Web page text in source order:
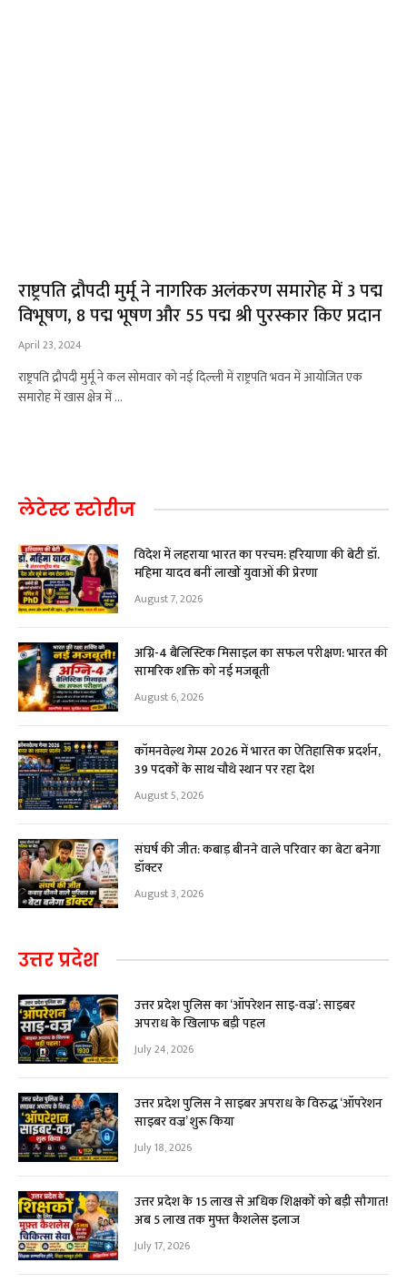
राष्ट्रपति द्रौपदी मुर्मू ने नागरिक अलंकरण समारोह में 3 पद्म
विभूषण, 8 पद्म भूषण और 55 पद्म श्री पुरस्कार किए प्रदान
April 23, 2024
राष्ट्रपति द्रौपदी मुर्मू ने कल सोमवार को नई दिल्ली में राष्ट्रपति भवन में आयोजित एक
समारोह में खास क्षेत्र में …
लेटेस्ट स्टोरीज
विदेश में लहराया भारत का परचम: हरियाणा की बेटी डॉ.
महिमा यादव बनीं लाखों युवाओं की प्रेरणा
August 7, 2026
अग्नि-4 बैलिस्टिक मिसाइल का सफल परीक्षण: भारत की
सामरिक शक्ति को नई मजबूती
August 6, 2026
कॉमनवेल्थ गेम्स 2026 में भारत का ऐतिहासिक प्रदर्शन,
39 पदकों के साथ चौथे स्थान पर रहा देश
August 5, 2026
संघर्ष की जीत: कबाड़ बीनने वाले परिवार का बेटा बनेगा
डॉक्टर
August 3, 2026
उत्तर प्रदेश
उत्तर प्रदेश पुलिस का ‘ऑपरेशन साइ-वज्र’: साइबर
अपराध के खिलाफ बड़ी पहल
July 24, 2026
उत्तर प्रदेश पुलिस ने साइबर अपराध के विरुद्ध ‘ऑपरेशन
साइबर वज्र’ शुरू किया
July 18, 2026
उत्तर प्रदेश के 15 लाख से अधिक शिक्षकों को बड़ी सौगात!
अब ₹5 लाख तक मुफ्त कैशलेस इलाज
July 17, 2026